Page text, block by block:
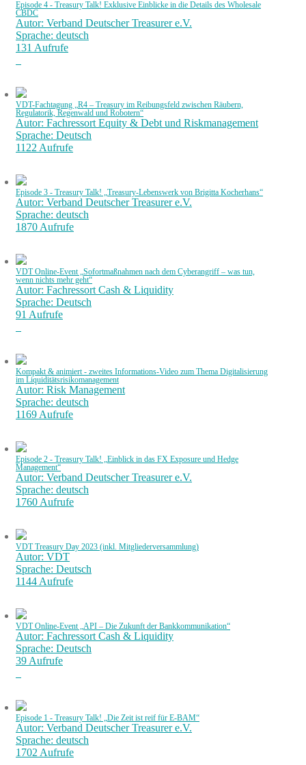
Episode 4 - Treasury Talk! Exklusive Einblicke in die Details des Wholesale
CBDC
Autor: Verband Deutscher Treasurer e.V.
Sprache: deutsch
131 Aufrufe
VDT-Fachtagung „R4 – Treasury im Reibungsfeld zwischen Räubern,
Regulatorik, Regenwald und Robotern“
Autor: Fachressort Equity & Debt und Riskmanagement
Sprache: Deutsch
1122 Aufrufe
Episode 3 - Treasury Talk! „Treasury-Lebenswerk von Brigitta Kocherhans“
Autor: Verband Deutscher Treasurer e.V.
Sprache: deutsch
1870 Aufrufe
VDT Online-Event „Sofortmaßnahmen nach dem Cyberangriff – was tun,
wenn nichts mehr geht“
Autor: Fachressort Cash & Liquidity
Sprache: Deutsch
91 Aufrufe
Kompakt & animiert - zweites Informations-Video zum Thema Digitalisierung
im Liquiditätsrisikomanagement
Autor: Risk Management
Sprache: deutsch
1169 Aufrufe
Episode 2 - Treasury Talk! „Einblick in das FX Exposure und Hedge
Management“
Autor: Verband Deutscher Treasurer e.V.
Sprache: deutsch
1760 Aufrufe
VDT Treasury Day 2023 (inkl. Mitgliederversammlung)
Autor: VDT
Sprache: Deutsch
1144 Aufrufe
VDT Online-Event „API – Die Zukunft der Bankkommunikation“
Autor: Fachressort Cash & Liquidity
Sprache: Deutsch
39 Aufrufe
Episode 1 - Treasury Talk! „Die Zeit ist reif für E-BAM“
Autor: Verband Deutscher Treasurer e.V.
Sprache: deutsch
1702 Aufrufe